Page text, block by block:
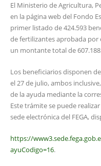
El Ministerio de Agricultura,
en la página web del Fondo
primer listado de 424.593
de fertilizantes aprobada por
un montante total de
Los beneficiarios disponen
el 27 de julio, ambos
de la ayuda mediante la
Este trámite se puede
sede electrónica del FEGA,
https://
ayuCodigo=16.